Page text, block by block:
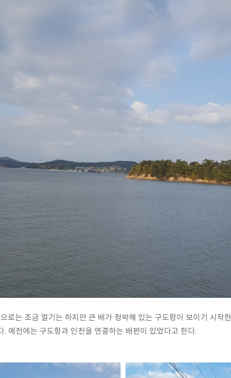
로는 조금 멀기는 하지만 큰 배가 정박해 있는 구도항이 보이기 시작
. 예전에는 구도항과 인천을 연결하는 배편이 있었다고 한다.